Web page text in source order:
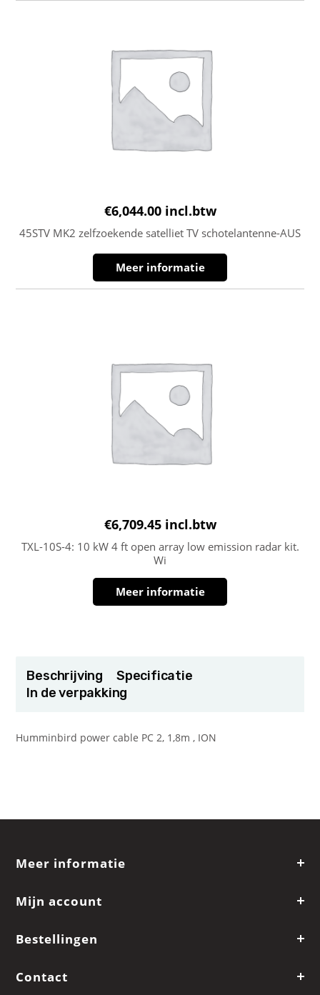
€6,044.00 incl.btw
45STV MK2 zelfzoekende satelliet TV schotelantenne-AUS
Meer informatie
€6,709.45 incl.btw
TXL-10S-4: 10 kW 4 ft open array low emission radar kit.
Wi
Meer informatie
Beschrijving
Specificatie
In de verpakking
Humminbird power cable PC 2, 1,8m , ION
Meer informatie
Mijn account
Bestellingen
Contact